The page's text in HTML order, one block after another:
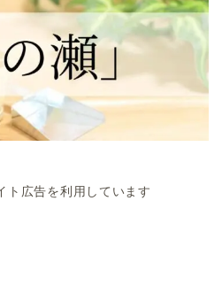
広告を利用しています